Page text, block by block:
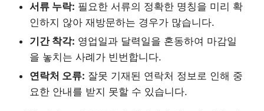
서류 누락: 필요한 서류의 정확한 명칭을 미리 확
인하지 않아 재방문하는 경우가 많습니다.
기간 착각: 영업일과 달력일을 혼동하여 마감일
을 놓치는 사례가 빈번합니다.
연락처 오류: 잘못 기재된 연락처 정보로 인해 중
요한 안내를 받지 못할 수 있습니다.